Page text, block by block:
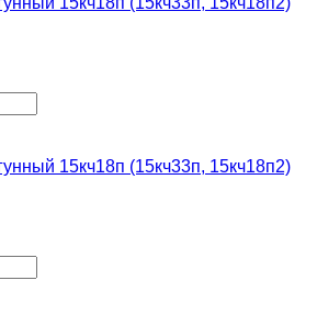
15кч18п (15кч33п, 15кч18п2)